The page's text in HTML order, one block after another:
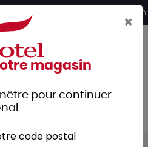
d’achat et retrait 2h en magasin
×
magasin
pour continuer
code postal